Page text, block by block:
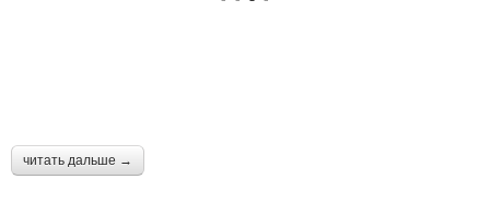
читать дальше →